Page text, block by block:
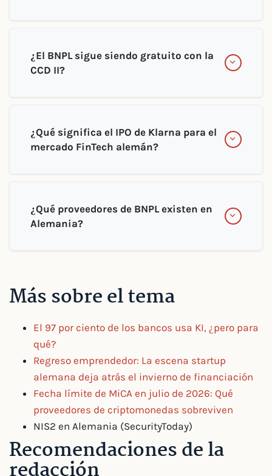
¿El BNPL sigue siendo gratuito con la
CCD II?
¿Qué significa el IPO de Klarna para el
mercado FinTech alemán?
¿Qué proveedores de BNPL existen en
Alemania?
Más sobre el tema
El 97 por ciento de los bancos usa KI, ¿pero para
qué?
Regreso emprendedor: La escena startup
alemana deja atrás el invierno de financiación
Fecha límite de MiCA en julio de 2026: Qué
proveedores de criptomonedas sobreviven
NIS2 en Alemania (SecurityToday)
Recomendaciones de la